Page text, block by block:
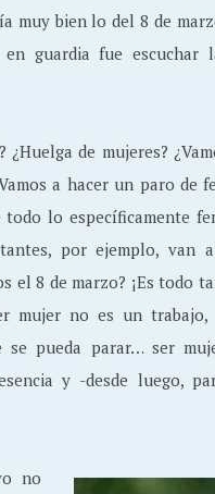
muy bien lo del 8 de
guardia fue escuchar
¿Huelga de mujeres?
a hacer un paro de
todo lo específicamente
por ejemplo, van
el 8 de marzo? ¡Es todo
mujer no es un
se pueda parar… ser
y -desde luego,
no